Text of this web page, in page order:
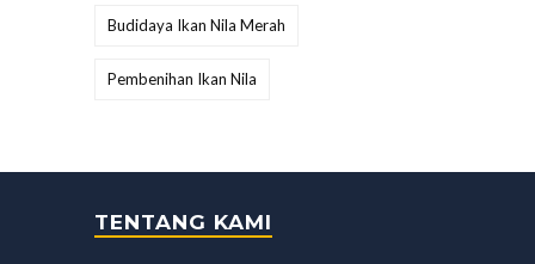
Budidaya Ikan Nila Merah
Pembenihan Ikan Nila
TENTANG KAMI